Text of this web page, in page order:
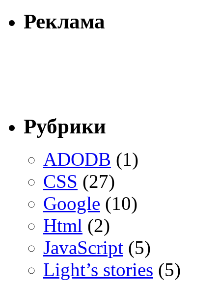
Реклама
Рубрики
ADODB (1)
CSS (27)
Google (10)
Html (2)
JavaScript (5)
Light’s stories (5)